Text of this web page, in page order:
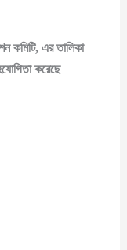
কমিটি, এর তালিকা
করেছে